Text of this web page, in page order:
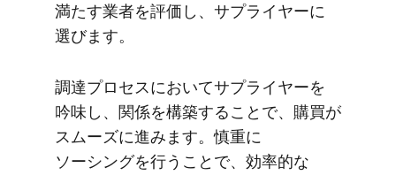
満たす業者を​評価し、​サプライヤーに​
選びます。
調達プロセスに​おいて​サプライヤーを​
吟味し、​関係を​構築する​ことで、​購買が​
スムーズに​進みます。​慎重に​
ソーシングを​行う​ことで、​効率的な​